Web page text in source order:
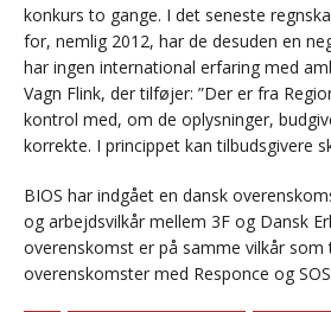
konkurs to gange. I det seneste
for, nemlig 2012, har de desuden en
har ingen international erfaring med
Vagn Flink, der tilføjer: ”Der er fra
kontrol med, om de oplysninger,
korrekte. I princippet kan tilbudsgivere
BIOS har indgået en dansk
og arbejdsvilkår mellem 3F og Dansk
overenskomst er på samme vilkår som
overenskomster med Responce og